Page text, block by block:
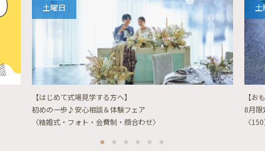
土曜日
【はじめて式場見学する方へ】
初めの一歩♪安心相談＆体験フェア
〈結婚式・フォト・会費制・顔合わせ〉
土
【お
8月限
〈